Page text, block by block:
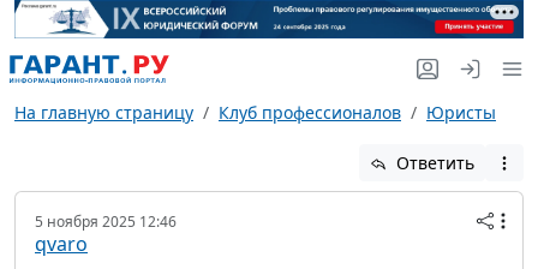
На главную страницу Клуб профессионалов Юристы
Ответить
5 ноября 2025 12:46
qvaro